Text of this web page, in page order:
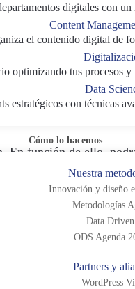
digitales con
Content
el contenido digital de
optimizando tus procesos
Data
estratégicos con técnicas
Cómo lo hacemos
Nuestra
Innovación y diseño
Metodologías
Data Driven
ODS Agenda
Partners y
WordPress
CMS web hacia
En función de ello,
no se vea afectado.
debes tener en
en un lugar
a la que utiliza el CMS
durante la transición–